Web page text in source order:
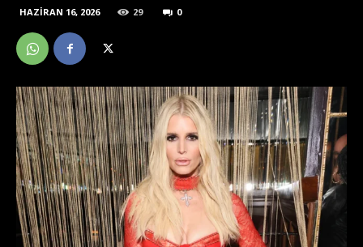
HAZIRAN 16, 2026 29 0